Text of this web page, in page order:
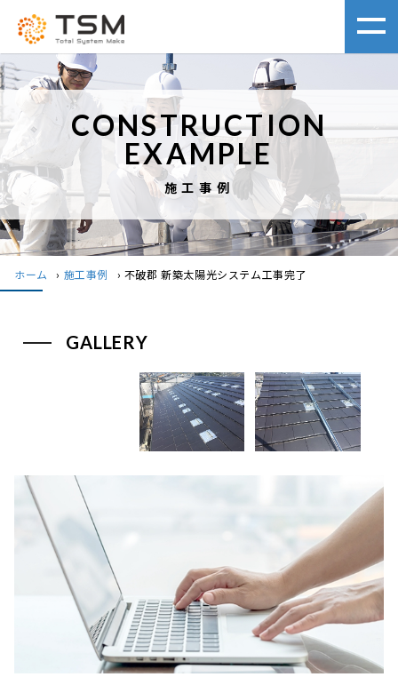
CONSTRUCTION
EXAMPLE
施工事例
ホーム › 施工事例 › 不破郡 新築太陽光システム工事完了
GALLERY